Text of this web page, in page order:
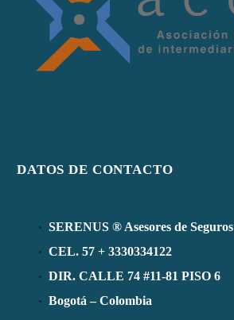
DATOS DE CONTACTO
SERENUS ® Asesores de Seguros
CEL. 57 + 3330334122
DIR. CALLE 74 #11-81 PISO 6
Bogotá – Colombia